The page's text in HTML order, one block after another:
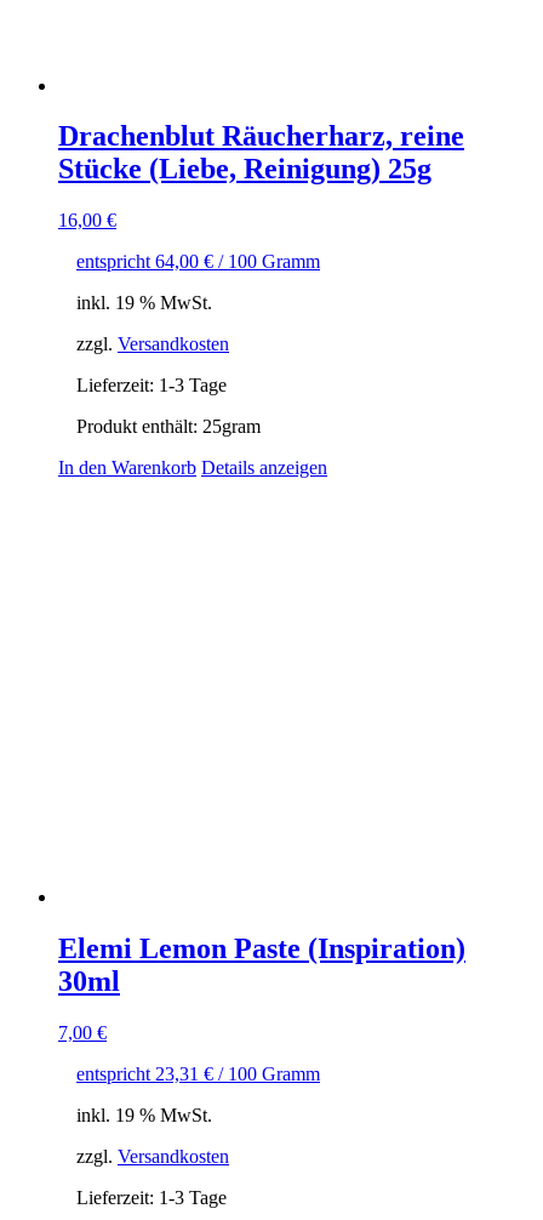
Drachenblut Räucherharz, reine
Stücke (Liebe, Reinigung) 25g
16,00 €
entspricht 64,00 € / 100 Gramm
inkl. 19 % MwSt.
zzgl. Versandkosten
Lieferzeit: 1-3 Tage
Produkt enthält: 25gram
In den Warenkorb Details anzeigen
Elemi Lemon Paste (Inspiration)
30ml
7,00 €
entspricht 23,31 € / 100 Gramm
inkl. 19 % MwSt.
zzgl. Versandkosten
Lieferzeit: 1-3 Tage